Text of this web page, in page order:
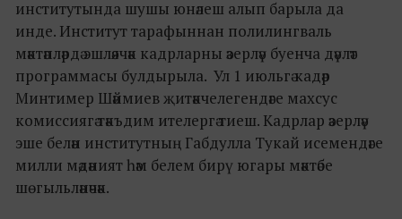
институтында шушы юнәлеш алып барыла да
инде. Институт тарафыннан полилингваль
мәктәпләрдә эшләячәк кадрларны әзерләү буенча дәүләт
программасы булдырыла. Ул 1 июльгә кадәр
Минтимер Шәймиев җитәкчелегендәге махсус
комиссиягә тәкъдим ителергә тиеш. Кадрлар әзерләү
эше белән институтның Габдулла Тукай исемендәге
милли мәдәният һәм белем бирү югары мәктәбе
шөгыльләнәчәк.